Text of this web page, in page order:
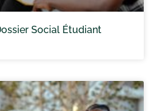
Social Étudiant